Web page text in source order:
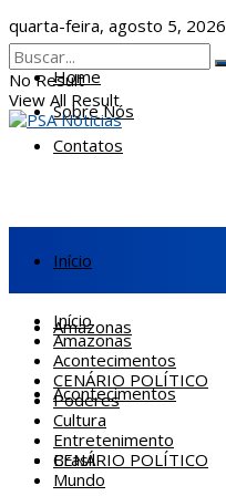
quarta-feira, agosto 5, 2026
Home
Sobre Nós
Contatos
No Result
View All Result
Início
Amazonas
Acontecimentos
CENÁRIO POLÍTICO
Início
Amazonas
Acontecimentos
CENÁRIO POLÍTICO
Poderes
Cultura
Entretenimento
Brasil
Mundo